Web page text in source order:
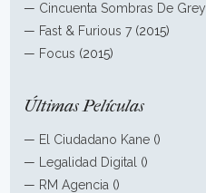
— Cincuenta Sombras De Grey
— Fast & Furious 7 (2015)
— Focus (2015)
Últimas Películas
— El Ciudadano Kane ()
—
Legalidad Digital
()
— RM Agencia ()